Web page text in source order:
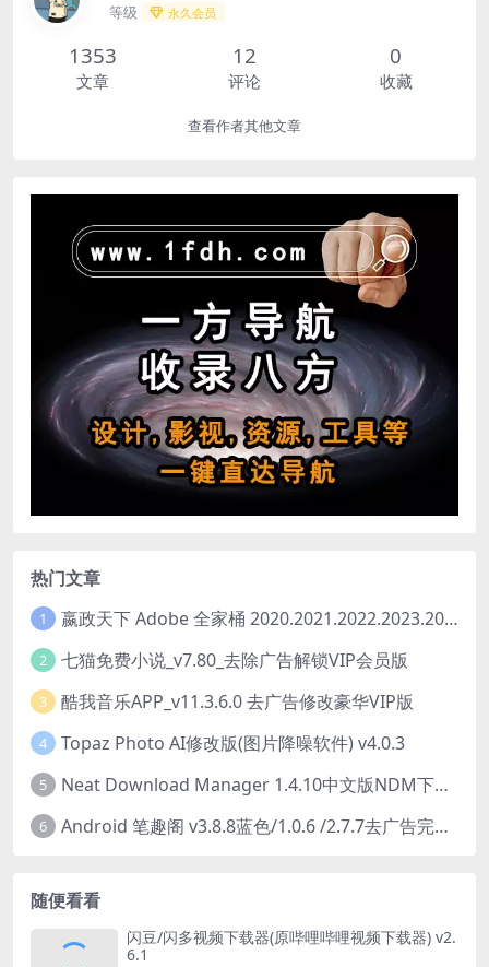
等级 永久会员
1353
文章
12
评论
0
收藏
查看作者其他文章
热门文章
1 嬴政天下 Adobe 全家桶 2020.2021.2022.2023.2024.2025大师版（2025年08月版 ）
2 七猫免费小说_v7.80_去除广告解锁VIP会员版
3 酷我音乐APP_v11.3.6.0 去广告修改豪华VIP版
4 Topaz Photo AI修改版(图片降噪软件) v4.0.3
5 Neat Download Manager 1.4.10中文版NDM下载器简称NDM
6 Android 笔趣阁 v3.8.8蓝色/1.0.6 /2.7.7去广告完美版
随便看看
闪豆/闪多视频下载器(原哔哩哔哩视频下载器) v2.
6.1